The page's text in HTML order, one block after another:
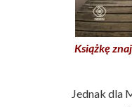
Książkę
Jednak dla